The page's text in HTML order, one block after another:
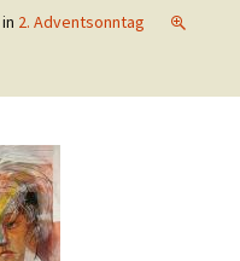
in 2. Adventsonntag